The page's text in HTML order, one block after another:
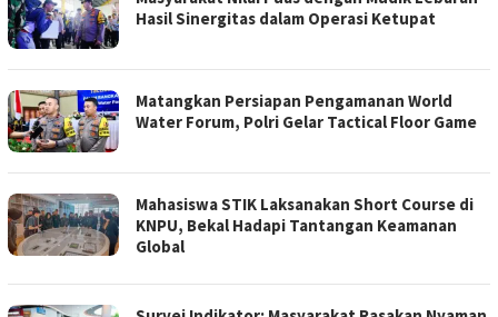
Hasil Sinergitas dalam Operasi Ketupat
Matangkan Persiapan Pengamanan World
Water Forum, Polri Gelar Tactical Floor Game
Mahasiswa STIK Laksanakan Short Course di
KNPU, Bekal Hadapi Tantangan Keamanan
Global